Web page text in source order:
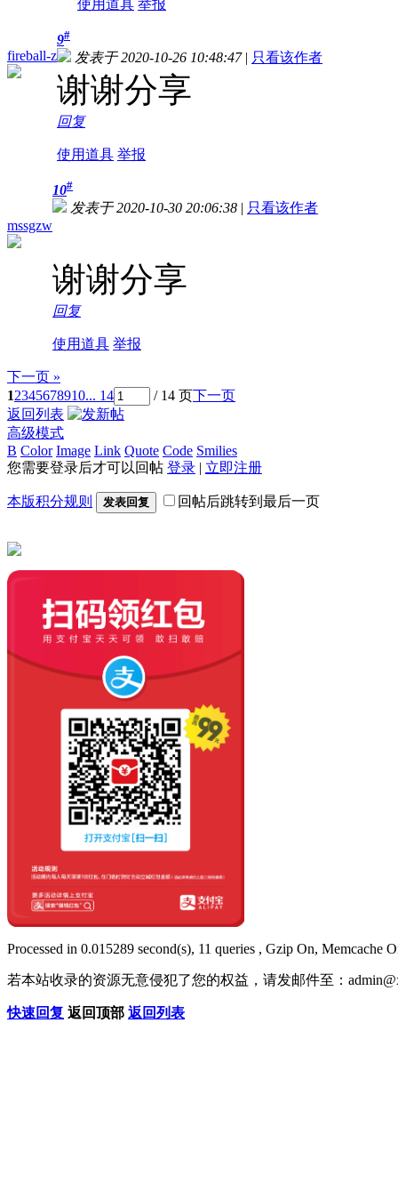
使用道具 举报
fireball-z
9#
发表于 2020-10-26 10:48:47 | 只看该作者
谢谢分享
回复
使用道具 举报
mssgzw
10#
发表于 2020-10-30 20:06:38 | 只看该作者
谢谢分享
回复
使用道具 举报
下一页 »
12345678910... 14 / 14 页下一页
返回列表
高级模式
B Color Image Link Quote Code Smilies
您需要登录后才可以回帖 登录 | 立即注册
本版积分规则 发表回复 回帖后跳转到最后一页
Processed in 0.015289 second(s), 11 queries , Gzip On, Memcache
若本站收录的资源无意侵犯了您的权益，请发邮件至：
快速回复 返回顶部 返回列表